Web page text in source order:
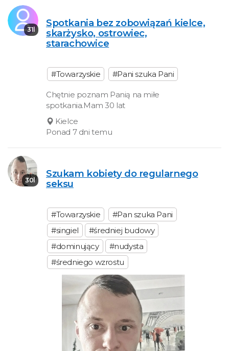
31l
Spotkania bez zobowiązań kielce,
skarżysko, ostrowiec,
starachowice
#Towarzyskie #Pani szuka Pani
Chętnie poznam Panią na miłe
spotkania.Mam 30 lat
Kielce
Ponad 7 dni temu
30l
Szukam kobiety do regularnego
seksu
#Towarzyskie
#Pan szuka Pani
#singiel
#średniej budowy
#dominujący
#nudysta
#średniego wzrostu